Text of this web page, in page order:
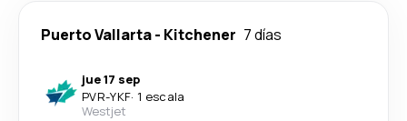
Puerto Vallarta- Kitchener 7 días
jue 17 sep
PVR-YKF· 1 escala
Westjet